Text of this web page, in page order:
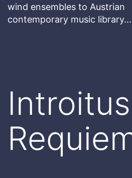
wind ensembles to Austrian
contemporary music library…